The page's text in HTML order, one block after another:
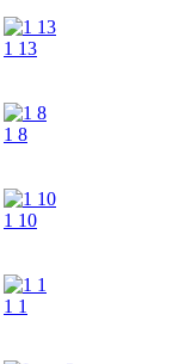
1 13
1 8
1 10
1 1